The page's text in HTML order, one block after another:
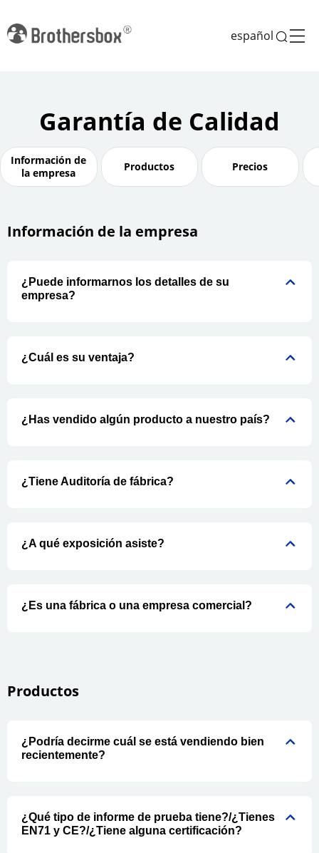
español
Garantía de Calidad
Información de
la empresa
Productos Precios
Información de la empresa
¿Puede informarnos los detalles de su
empresa?
¿Cuál es su ventaja?
¿Has vendido algún producto a nuestro país?
¿Tiene Auditoría de fábrica?
¿A qué exposición asiste?
¿Es una fábrica o una empresa comercial?
Productos
¿Podría decirme cuál se está vendiendo bien
recientemente?
¿Qué tipo de informe de prueba tiene?/¿Tienes
EN71 y CE?/¿Tiene alguna certificación?